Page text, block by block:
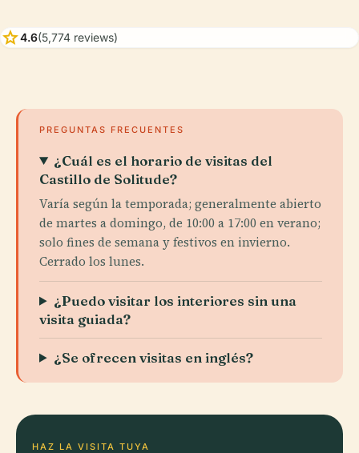
star4.6(5,774 reviews)
PREGUNTAS FRECUENTES
¿Cuál es el horario de visitas del
Castillo de Solitude?
Varía según la temporada; generalmente abierto
de martes a domingo, de 10:00 a 17:00 en verano;
solo fines de semana y festivos en invierno.
Cerrado los lunes.
¿Puedo visitar los interiores sin una
visita guiada?
¿Se ofrecen visitas en inglés?
HAZ LA VISITA TUYA